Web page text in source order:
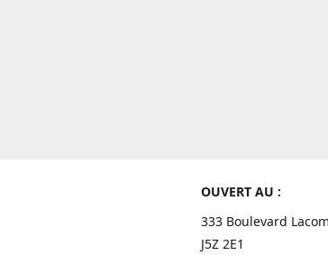
OUVERT AU :
333 Boulevard
J5Z 2E1